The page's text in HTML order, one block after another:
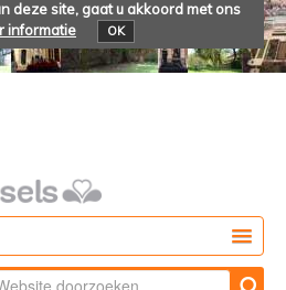
deze site, gaat u akkoord met ons
informatie OK